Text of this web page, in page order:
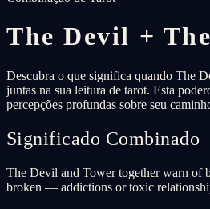
The Devil +
Descubra o que significa quando The
juntas na sua leitura de tarot. Esta
percepções profundas sobre seu
Significado Combinado
The Devil and Tower together warn of
broken — addictions or toxic